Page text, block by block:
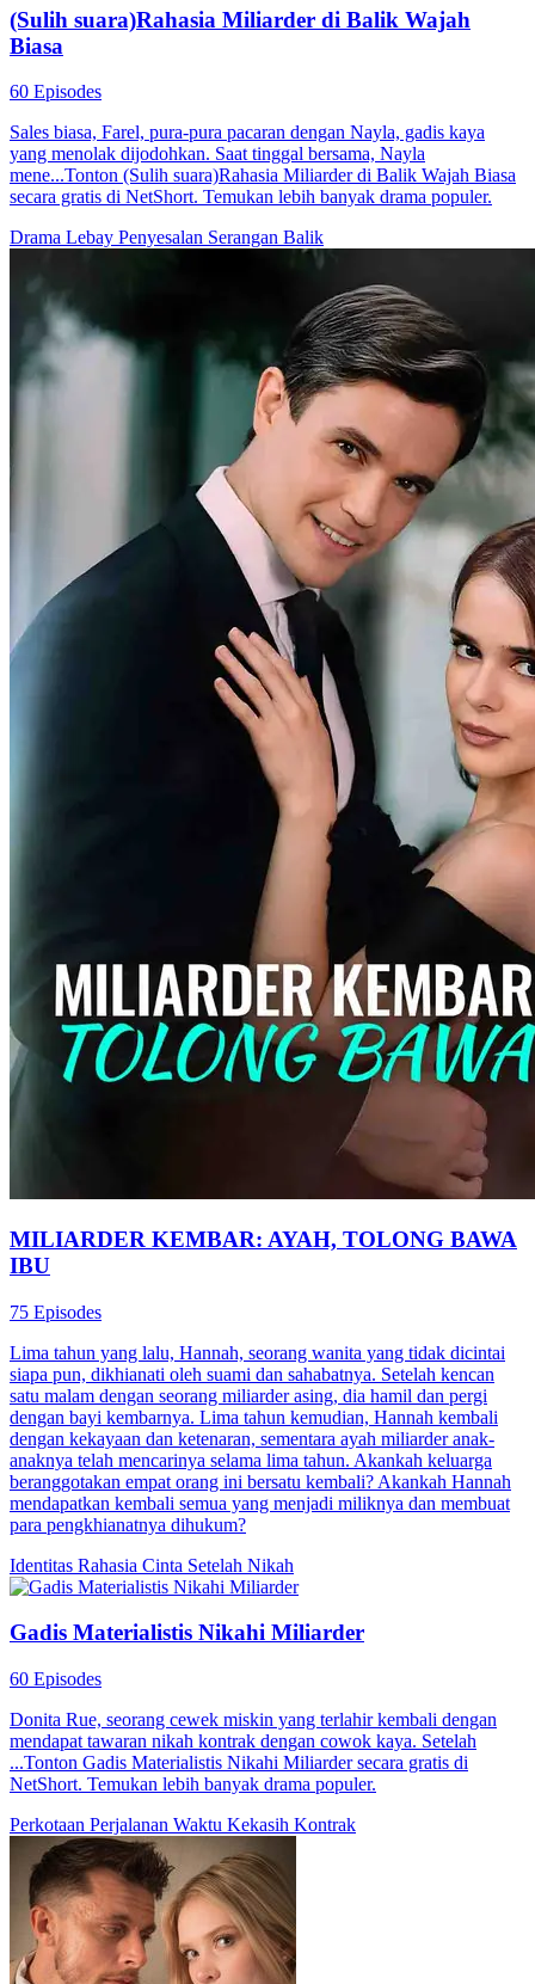
(Sulih suara)Rahasia Miliarder di Balik Wajah
Biasa
60 Episodes
Sales biasa, Farel, pura-pura pacaran dengan Nayla, gadis kaya
yang menolak dijodohkan. Saat tinggal bersama, Nayla
mene...Tonton (Sulih suara)Rahasia Miliarder di Balik Wajah Biasa
secara gratis di NetShort. Temukan lebih banyak drama populer.
Drama Lebay Penyesalan Serangan Balik
MILIARDER KEMBAR: AYAH, TOLONG BAWA
IBU
75 Episodes
Lima tahun yang lalu, Hannah, seorang wanita yang tidak dicintai
siapa pun, dikhianati oleh suami dan sahabatnya. Setelah kencan
satu malam dengan seorang miliarder asing, dia hamil dan pergi
dengan bayi kembarnya. Lima tahun kemudian, Hannah kembali
dengan kekayaan dan ketenaran, sementara ayah miliarder anak-
anaknya telah mencarinya selama lima tahun. Akankah keluarga
beranggotakan empat orang ini bersatu kembali? Akankah Hannah
mendapatkan kembali semua yang menjadi miliknya dan membuat
para pengkhianatnya dihukum?
Identitas Rahasia Cinta Setelah Nikah
Gadis Materialistis Nikahi Miliarder
60 Episodes
Donita Rue, seorang cewek miskin yang terlahir kembali dengan
mendapat tawaran nikah kontrak dengan cowok kaya. Setelah
...Tonton Gadis Materialistis Nikahi Miliarder secara gratis di
NetShort. Temukan lebih banyak drama populer.
Perkotaan Perjalanan Waktu Kekasih Kontrak